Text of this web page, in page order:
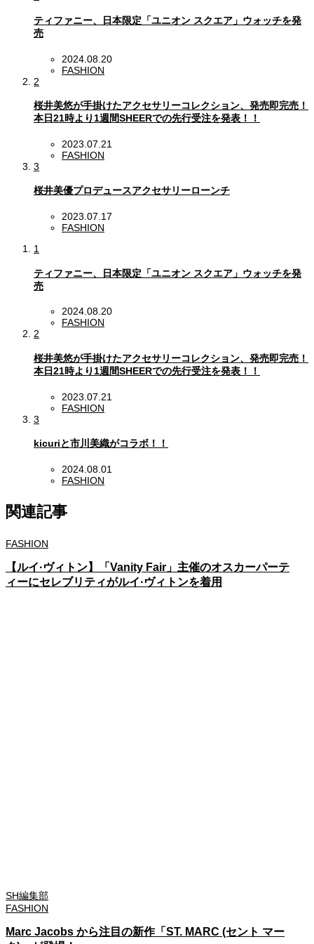
ティファニー、日本限定「ユニオン スクエア」ウォッチを発
売
2024.08.20
FASHION
2
桜井美悠が手掛けたアクセサリーコレクション、発売即完売！
本日21時より1週間SHEERでの先行受注を発表！！
2023.07.21
FASHION
3
桜井美優プロデュースアクセサリーローンチ
2023.07.17
FASHION
1
ティファニー、日本限定「ユニオン スクエア」ウォッチを発
売
2024.08.20
FASHION
2
桜井美悠が手掛けたアクセサリーコレクション、発売即完売！
本日21時より1週間SHEERでの先行受注を発表！！
2023.07.21
FASHION
3
kicuriと市川美織がコラボ！！
2024.08.01
FASHION
関連記事
FASHION
【ルイ·ヴィトン】「Vanity Fair」主催のオスカーパーテ
ィーにセレブリティがルイ·ヴィトンを着用
SH編集部
FASHION
Marc Jacobs から注目の新作「ST. MARC (セント マー